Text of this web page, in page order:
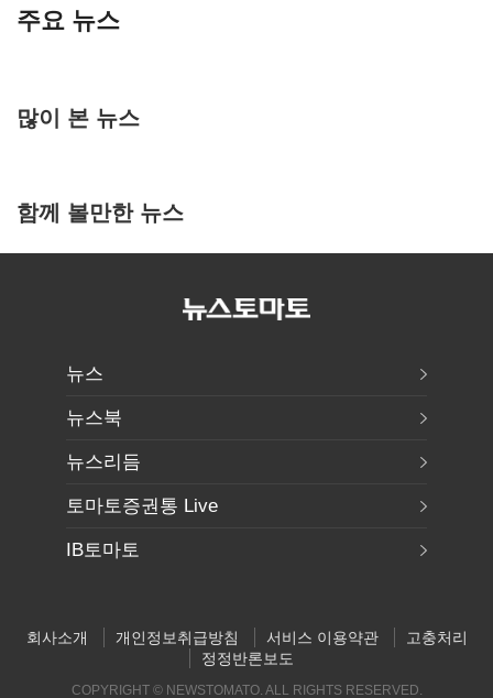
주요 뉴스
많이 본 뉴스
함께 볼만한 뉴스
뉴스
뉴스북
뉴스리듬
토마토증권통 Live
IB토마토
회사소개 개인정보취급방침 서비스 이용약관
고충처리
정정반론보도
COPYRIGHT © NEWSTOMATO. ALL RIGHTS RESERVED.